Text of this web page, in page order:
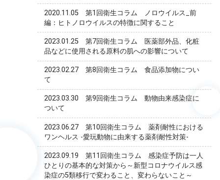
2020.11.05 第1回衛生コラム ノロウイルス_前
編：ヒトノロウイルスの特徴に関すること
2023.01.25 第7回衛生コラム 医薬部外品、化粧
品などに使用される原料の肌への影響について
2023.02.27 第8回衛生コラム 食品添加物につい
て
2023.03.30 第9回衛生コラム 動物由来感染症に
ついて
2023.06.27 第10回衛生コラム 薬剤耐性における
ワンヘルス -愛玩動物に由来する薬剤耐性対策-
2023.09.19 第11回衛生コラム 感染症予防は一人
ひとりの基本的な対策から～新型コロナウイルス感
染症の5類移行で変わること、変わらないこと～